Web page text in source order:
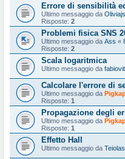
Errore di sensibilità
Ultimo messaggio da
Risposte: 2
Problemi fisica SNS
Ultimo messaggio da Ass «
Risposte: 2
Scala logaritmica
Ultimo messaggio da
Calcolare l'errore di
Ultimo messaggio da
Risposte: 1
Propagazione degli
Ultimo messaggio da
Risposte: 1
Effetto Hall
Ultimo messaggio da